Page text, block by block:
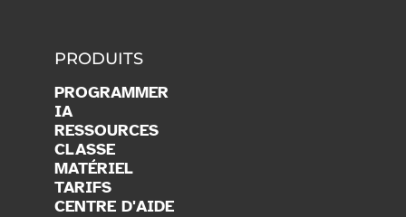
PRODUITS
PROGRAMMER
IA
RESSOURCES
CLASSE
MATÉRIEL
TARIFS
CENTRE D'AIDE